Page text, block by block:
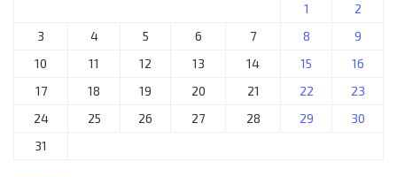
1
2
3
4 5 6 7 8
9
10
11 12 13 14 15
16
17
18 19 20 21 22
23
24
25 26 27 28 29
30
31